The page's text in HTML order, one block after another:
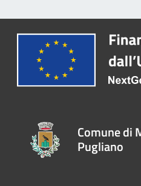
Comune di
Pugliano